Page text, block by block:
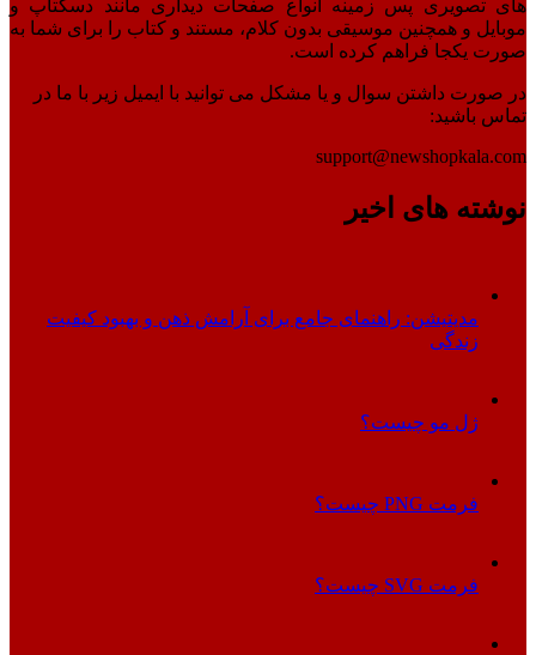
های تصویری پس زمینه انواع صفحات دیداری مانند دسکتاپ و
موبایل و همچنین موسیقی بدون کلام، مستند و کتاب را برای شما به
صورت یکجا فراهم کرده است.
در صورت داشتن سوال و یا مشکل می توانید با ایمیل زیر با ما در
تماس باشید:
support@newshopkala.com
نوشته های اخیر
مدیتیشن: راهنمای جامع برای آرامش ذهن و بهبود کیفیت
زندگی
ژل مو چیست؟
فرمت PNG چیست؟
فرمت SVG چیست؟